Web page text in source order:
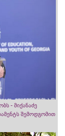
- მიქანაძე
შემოდგომით